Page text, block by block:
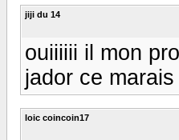
jiji du 14
ouiiiiii il mon
jador ce
loic coincoin17